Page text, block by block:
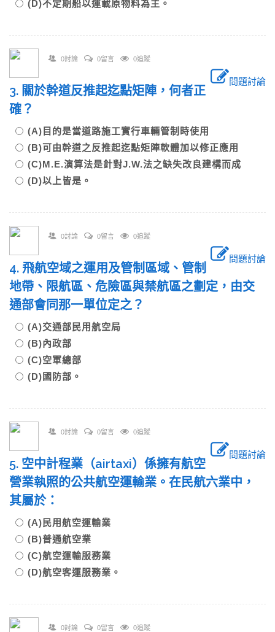
(D)不定期船以運載原物料為主。
0討論 0留言 0追蹤
問題討論
3. 關於幹道反推起迄點矩陣，何者正
確？
(A)目的是當道路施工實行車輛管制時使用
(B)可由幹道之反推起迄點矩陣軟體加以修正應用
(C)M.E.演算法是針對J.W.法之缺失改良建構而成
(D)以上皆是。
0討論 0留言 0追蹤
問題討論
4. 飛航空域之運用及管制區域、管制
地帶、限航區、危險區與禁航區之劃定，由交
通部會同那一單位定之？
(A)交通部民用航空局
(B)內政部
(C)空軍總部
(D)國防部。
0討論 0留言 0追蹤
問題討論
5. 空中計程業（airtaxi）係擁有航空
營業執照的公共航空運輸業。在民航六業中，
其屬於：
(A)民用航空運輸業
(B)普通航空業
(C)航空運輸服務業
(D)航空客運服務業。
0討論 0留言 0追蹤